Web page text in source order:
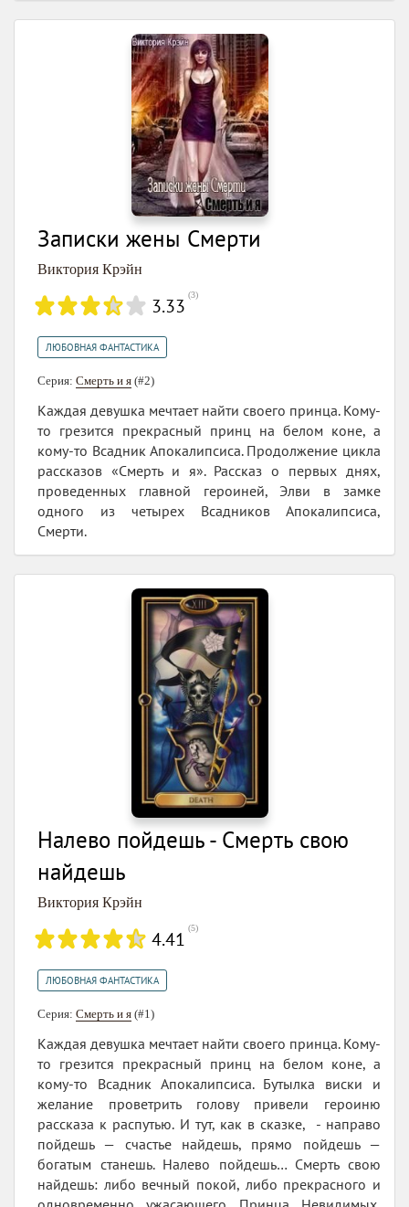
Записки жены Смерти
Виктория Крэйн
3.33 (3)
ЛЮБОВНАЯ ФАНТАСТИКА
Серия: Смерть и я (#2)
Каждая девушка мечтает найти своего принца. Кому-
то грезится прекрасный принц на белом коне, а
кому-то Всадник Апокалипсиса. Продолжение цикла
рассказов «Смерть и я». Рассказ о первых днях,
проведенных главной героиней, Элви в замке
одного из четырех Всадников Апокалипсиса,
Смерти.
Налево пойдешь - Смерть свою
найдешь
Виктория Крэйн
4.41 (5)
ЛЮБОВНАЯ ФАНТАСТИКА
Серия: Смерть и я (#1)
Каждая девушка мечтает найти своего принца. Кому-
то грезится прекрасный принц на белом коне, а
кому-то Всадник Апокалипсиса. Бутылка виски и
желание проветрить голову привели героиню
рассказа к распутью. И тут, как в сказке, - направо
пойдешь — счастье найдешь, прямо пойдешь —
богатым станешь. Налево пойдешь… Смерть свою
найдешь: либо вечный покой, либо прекрасного и